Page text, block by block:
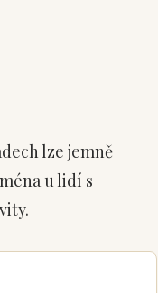
lze jemně
u lidí s